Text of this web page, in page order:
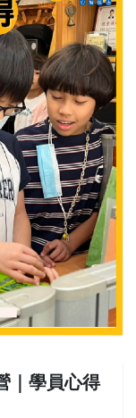
｜學員心得